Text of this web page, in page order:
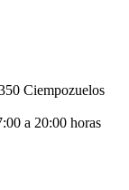
Ciempozuelos
a 20:00 horas